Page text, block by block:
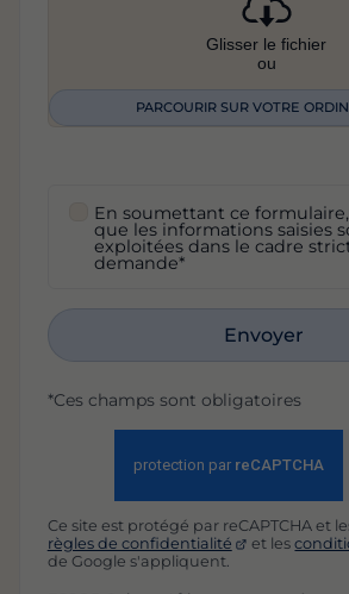
Glisser le fichier
ou
PARCOURIR SUR VOTRE
En soumettant ce
que les informations saisies
exploitées dans le cadre
demande*
Envoyer
*Ces champs sont obligatoires
Ce site est protégé par reCAPTCHA et
règles de confidentialité
et les
de Google s'appliquent.